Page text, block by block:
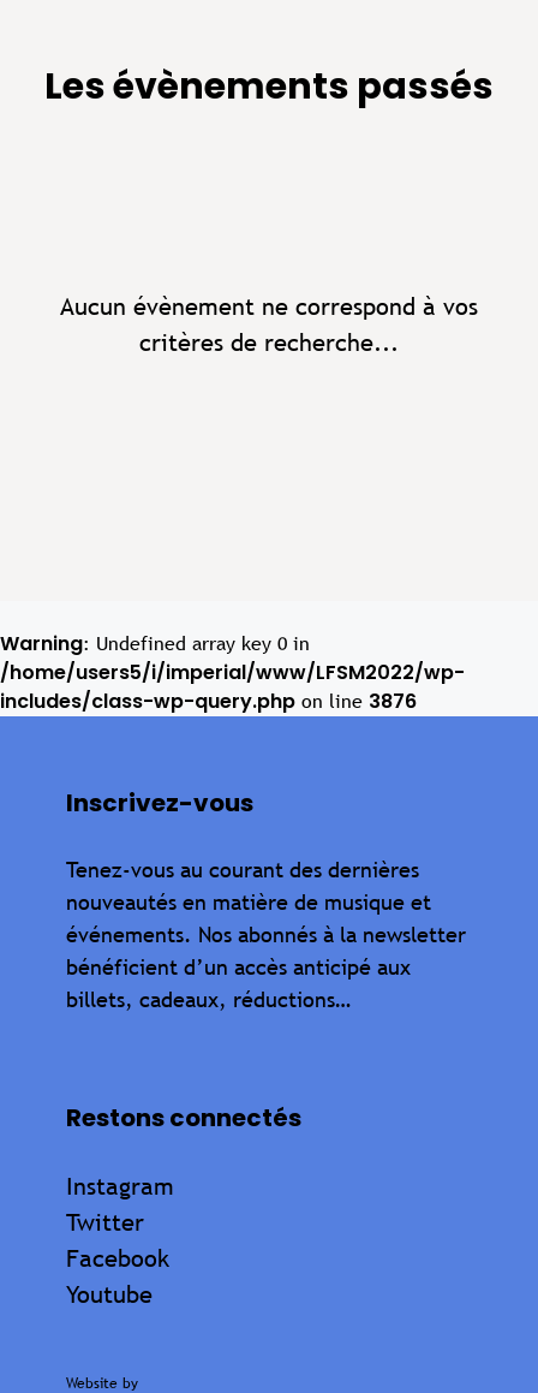
Les évènements passés
Aucun évènement ne correspond à vos
critères de recherche...
Warning: Undefined array key 0 in
/home/users5/i/imperial/www/LFSM2022/wp-
includes/class-wp-query.php on line 3876
Inscrivez-vous
Tenez-vous au courant des dernières
nouveautés en matière de musique et
événements. Nos abonnés à la newsletter
bénéficient d’un accès anticipé aux
billets, cadeaux, réductions…
Restons connectés
Instagram
Twitter
Facebook
Youtube
Website by